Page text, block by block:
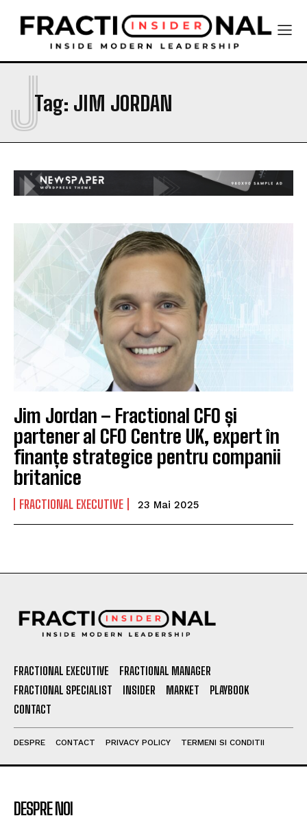
Tag: JIM JORDAN
J
Jim Jordan – Fractional CFO și
partener al CFO Centre UK, expert în
finanțe strategice pentru companii
britanice
FRACTIONAL EXECUTIVE 23 Mai 2025
FRACTIONAL EXECUTIVE
FRACTIONAL MANAGER
FRACTIONAL SPECIALIST
INSIDER MARKET
PLAYBOOK
CONTACT
DESPRE CONTACT PRIVACY POLICY TERMENI SI CONDITII
DESPRE NOI